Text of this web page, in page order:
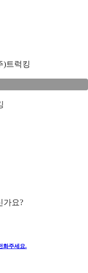
)트럭킹
가요?
화주세요.